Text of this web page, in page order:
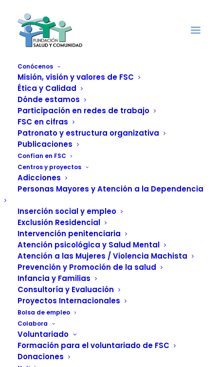
Conócenos
Misión, visión y valores de FSC
Ética y Calidad
Dónde estamos
Participación en redes de trabajo
FSC en cifras
Patronato y estructura organizativa
Publicaciones
Confían en FSC
Centros y proyectos
Adicciones
Personas Mayores y Atención a la Dependencia
Inserción social y empleo
Exclusión Residencial
Intervención penitenciaria
Atención psicológica y Salud Mental
Atención a las Mujeres / Violencia Machista
Prevención y Promoción de la salud
Infancia y Familias
Consultoría y Evaluación
Proyectos Internacionales
Bolsa de empleo
Colabora
Voluntariado
Formación para el voluntariado de FSC
Donaciones
50 pacientes con VIH
podrían morir al año
por los recortes
18 SEPTIEMBRE, 2012 | IN INSERCIÓN SOCIAL Y EMPLEO |
BY
Expertos estiman que habrá entre 27-50
muertes durante el primer año
La tasa de mortalidad podría llegar a las cifras
de los años 90
La medida supondrá la aparición de entre 38 y